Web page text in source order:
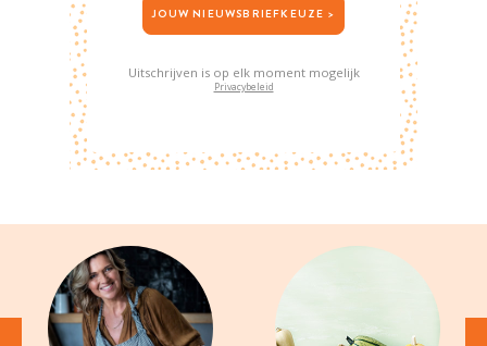
JOUW NIEUWSBRIEFKEUZE >
Uitschrijven is op elk moment mogelijk
Privacybeleid